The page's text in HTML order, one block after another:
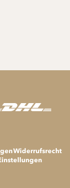
Widerrufsrecht